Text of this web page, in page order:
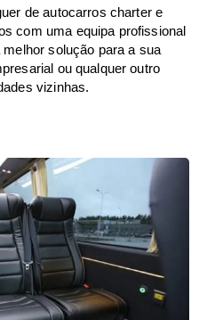
de autocarros charter e
com uma equipa profissional
solução para a sua
ou qualquer outro
vizinhas.